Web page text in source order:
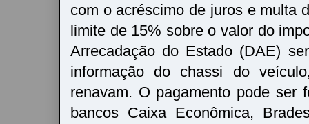
com o acréscimo de juros e multa
limite de 15% sobre o valor do
Arrecadação do Estado (DAE)
informação do chassi do
renavam. O pagamento pode ser
bancos Caixa Econômica,